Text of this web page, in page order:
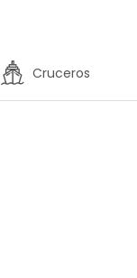
Cruceros